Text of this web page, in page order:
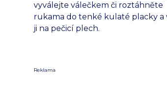
vyválejte válečkem či roztáhněte
rukama do tenké kulaté placky a
ji na pečicí plech.
Reklama